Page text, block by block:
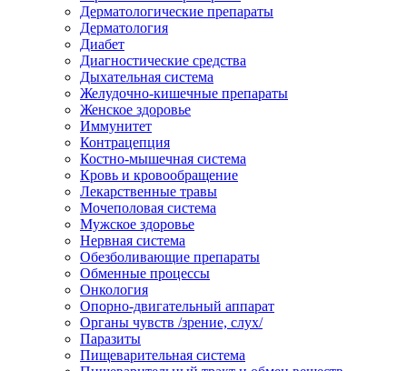
Дерматологические препараты
Дерматология
Диабет
Диагностические средства
Дыхательная система
Желудочно-кишечные препараты
Женское здоровье
Иммунитет
Контрацепция
Костно-мышечная система
Кровь и кровообращение
Лекарственные травы
Мочеполовая система
Мужское здоровье
Нервная система
Обезболивающие препараты
Обменные процессы
Онкология
Опорно-двигательный аппарат
Органы чувств /зрение, слух/
Паразиты
Пищеварительная система